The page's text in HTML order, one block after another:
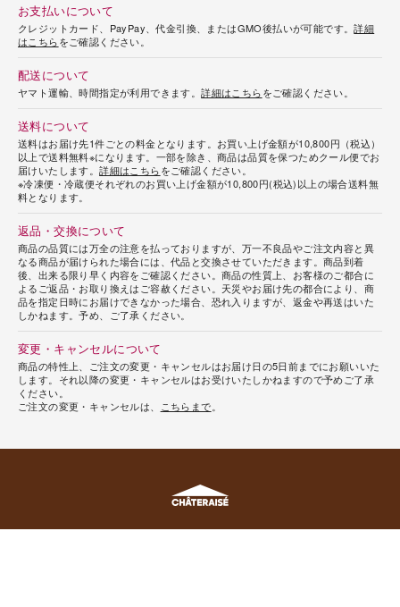
お支払いについて
クレジットカード、PayPay、代金引換、またはGMO後払いが可能です。詳細
はこちらをご確認ください。
配送について
ヤマト運輸、時間指定が利用できます。詳細はこちらをご確認ください。
送料について
送料はお届け先1件ごとの料金となります。お買い上げ金額が10,800円（税込）
以上で送料無料※になります。一部を除き、商品は品質を保つためクール便でお
届けいたします。詳細はこちらをご確認ください。
※冷凍便・冷蔵便それぞれのお買い上げ金額が10,800円(税込)以上の場合送料無
料となります。
返品・交換について
商品の品質には万全の注意を払っておりますが、万一不良品やご注文内容と異
なる商品が届けられた場合には、代品と交換させていただきます。商品到着
後、出来る限り早く内容をご確認ください。商品の性質上、お客様のご都合に
よるご返品・お取り換えはご容赦ください。天災やお届け先の都合により、商
品を指定日時にお届けできなかった場合、恐れ入りますが、返金や再送はいた
しかねます。予め、ご了承ください。
変更・キャンセルについて
商品の特性上、ご注文の変更・キャンセルはお届け日の5日前までにお願いいた
します。それ以降の変更・キャンセルはお受けいたしかねますので予めご了承
ください。
ご注文の変更・キャンセルは、
こちらまで